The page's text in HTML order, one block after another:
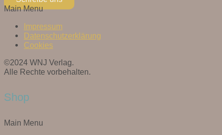
Main Menu
Impressum
Datenschutzerklärung
Cookies
©2024 WNJ Verlag.
Alle Rechte vorbehalten.
Shop
Main Menu